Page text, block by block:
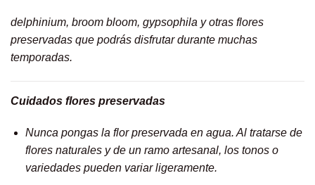
delphinium, broom bloom, gypsophila y otras flores
preservadas que podrás disfrutar durante muchas
temporadas.
Cuidados flores preservadas
Nunca pongas la flor preservada en agua. Al tratarse de
flores naturales y de un ramo artesanal, los tonos o
variedades pueden variar ligeramente.